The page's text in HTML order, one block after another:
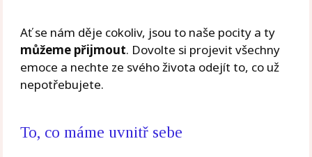
Ať se nám děje cokoliv, jsou to naše pocity a ty
můžeme přijmout. Dovolte si projevit všechny
emoce a nechte ze svého života odejít to, co už
nepotřebujete.
To, co máme uvnitř sebe